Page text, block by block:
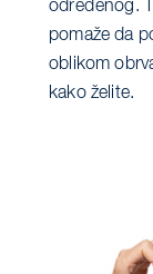
određenog.
pomaže da
oblikom
kako želite.